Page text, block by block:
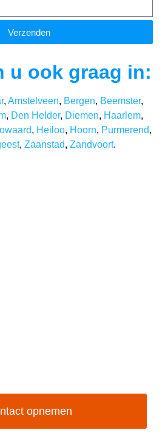
Verzenden
u ook graag in:
, Amstelveen, Bergen, Beemster,
, Den Helder, Diemen, Haarlem,
, Heiloo, Hoorn, Purmerend,
, Zaanstad, Zandvoort.
opnemen